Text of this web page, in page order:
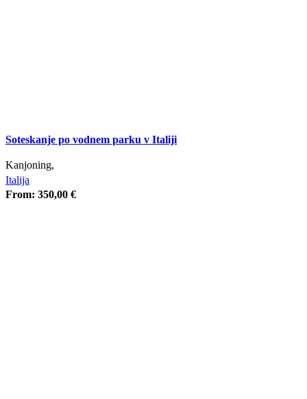
Soteskanje po vodnem parku v Italiji
Kanjoning,
Italija
From: 350,00 €